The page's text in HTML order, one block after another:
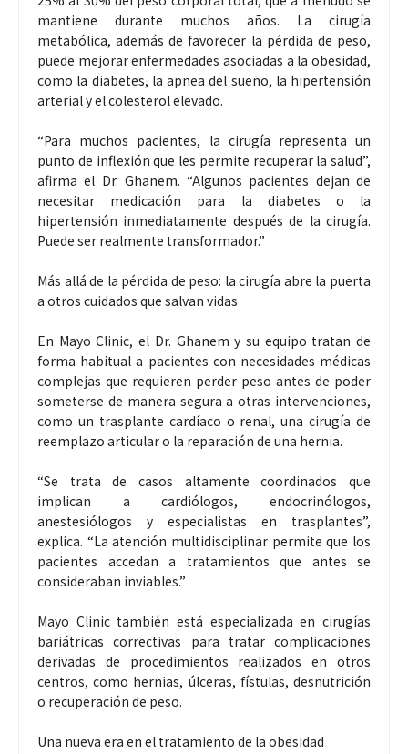
mantiene durante muchos años. La cirugía
metabólica, además de favorecer la pérdida de peso,
puede mejorar enfermedades asociadas a la obesidad,
como la diabetes, la apnea del sueño, la hipertensión
arterial y el colesterol elevado.
“Para muchos pacientes, la cirugía representa un
punto de inflexión que les permite recuperar la salud”,
afirma el Dr. Ghanem. “Algunos pacientes dejan de
necesitar medicación para la diabetes o la
hipertensión inmediatamente después de la cirugía.
Puede ser realmente transformador.”
Más allá de la pérdida de peso: la cirugía abre la puerta
a otros cuidados que salvan vidas
En Mayo Clinic, el Dr. Ghanem y su equipo tratan de
forma habitual a pacientes con necesidades médicas
complejas que requieren perder peso antes de poder
someterse de manera segura a otras intervenciones,
como un trasplante cardíaco o renal, una cirugía de
reemplazo articular o la reparación de una hernia.
“Se trata de casos altamente coordinados que
implican a cardiólogos, endocrinólogos,
anestesiólogos y especialistas en trasplantes”,
explica. “La atención multidisciplinar permite que los
pacientes accedan a tratamientos que antes se
consideraban inviables.”
Mayo Clinic también está especializada en cirugías
bariátricas correctivas para tratar complicaciones
derivadas de procedimientos realizados en otros
centros, como hernias, úlceras, fístulas, desnutrición
o recuperación de peso.
Una nueva era en el tratamiento de la obesidad